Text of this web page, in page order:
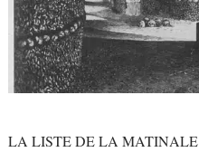
LA LISTE DE LA MATINALE